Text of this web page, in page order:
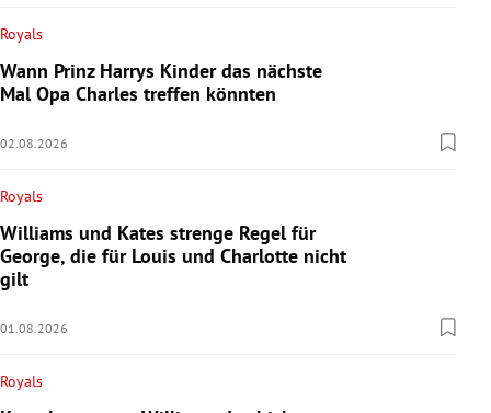
Royals
Wann Prinz Harrys Kinder das nächste
Mal Opa Charles treffen könnten
02.08.2026
Royals
Williams und Kates strenge Regel für
George, die für Louis und Charlotte nicht
gilt
01.08.2026
Royals